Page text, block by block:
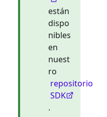
están
dispo
nibles
en
nuest
ro
repositorio
SDK
.